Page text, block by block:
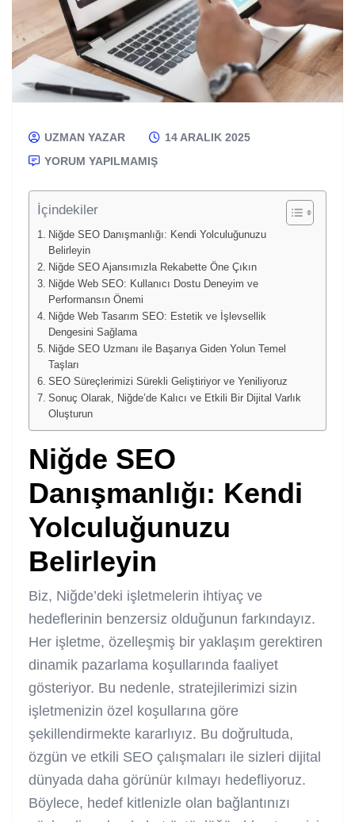
UZMAN YAZAR
14 ARALIK 2025
YORUM YAPILMAMIŞ
İçindekiler
Niğde SEO Danışmanlığı: Kendi Yolculuğunuzu
Belirleyin
Niğde SEO Ajansımızla Rekabette Öne Çıkın
Niğde Web SEO: Kullanıcı Dostu Deneyim ve
Performansın Önemi
Niğde Web Tasarım SEO: Estetik ve İşlevsellik
Dengesini Sağlama
Niğde SEO Uzmanı ile Başarıya Giden Yolun Temel
Taşları
SEO Süreçlerimizi Sürekli Geliştiriyor ve Yeniliyoruz
Sonuç Olarak, Niğde’de Kalıcı ve Etkili Bir Dijital Varlık
Oluşturun
Niğde SEO
Danışmanlığı: Kendi
Yolculuğunuzu
Belirleyin
Biz, Niğde’deki işletmelerin ihtiyaç ve
hedeflerinin benzersiz olduğunun farkındayız.
Her işletme, özelleşmiş bir yaklaşım gerektiren
dinamik pazarlama koşullarında faaliyet
gösteriyor. Bu nedenle, stratejilerimizi sizin
işletmenizin özel koşullarına göre
şekillendirmekte kararlıyız. Bu doğrultuda,
özgün ve etkili SEO çalışmaları ile sizleri dijital
dünyada daha görünür kılmayı hedefliyoruz.
Böylece, hedef kitlenizle olan bağlantınızı